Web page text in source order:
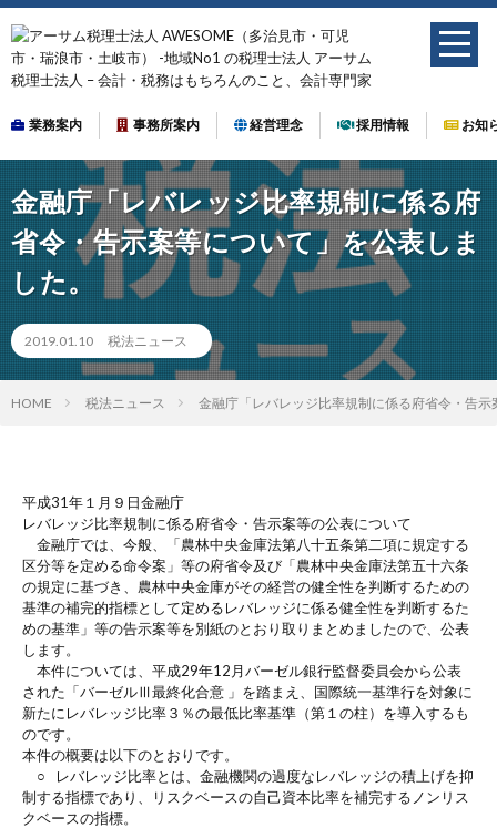
業務案内 事務所案内 経営理念 採用情報 お知
金融庁「レバレッジ比率規制に係る府
省令・告示案等について」を公表しま
した。
2019.01.10 税法ニュース
HOME 税法ニュース 金融庁「レバレッジ比率規制に係る府省令・告
平成31年１月９日金融庁
レバレッジ比率規制に係る府省令・告示案等の公表について
金融庁では、今般、「農林中央金庫法第八十五条第二項に規定する
区分等を定める命令案」等の府省令及び「農林中央金庫法第五十六条
の規定に基づき、農林中央金庫がその経営の健全性を判断するための
基準の補完的指標として定めるレバレッジに係る健全性を判断するた
めの基準」等の告示案等を別紙のとおり取りまとめましたので、公表
します。
本件については、平成29年12月バーゼル銀行監督委員会から公表
された「バーゼルⅢ最終化合意 」を踏まえ、国際統一基準行を対象に
新たにレバレッジ比率３％の最低比率基準（第１の柱）を導入するも
のです。
本件の概要は以下のとおりです。
○ レバレッジ比率とは、金融機関の過度なレバレッジの積上げを抑
制する指標であり、リスクベースの自己資本比率を補完するノンリス
クベースの指標。